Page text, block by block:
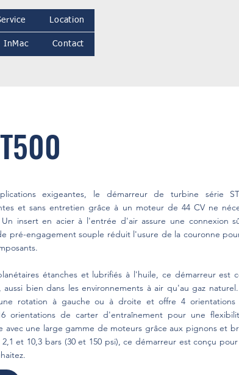
Location
InMac Contact
exigeantes, le démarreur de turbine série
et sans entretien grâce à un moteur de 44 CV ne
insert en acier à l'entrée d'air assure une connexion
pré-engagement souple réduit l'usure de la couronne
étanches et lubrifiés à l'huile, ce démarreur est
bien dans les environnements à air qu'au gaz
rotation à gauche ou à droite et offre 4 orientations
orientations de carter d'entraînement pour une
avec une large gamme de moteurs grâce aux pignons et
et 10,3 bars (30 et 150 psi), ce démarreur est conçu